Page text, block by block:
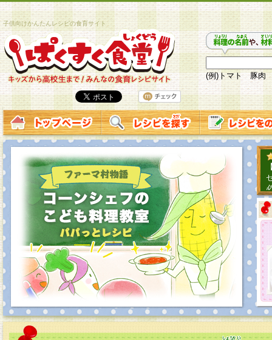
子供向けかんたんレシピの食育サイト
(例)トマト 豚肉